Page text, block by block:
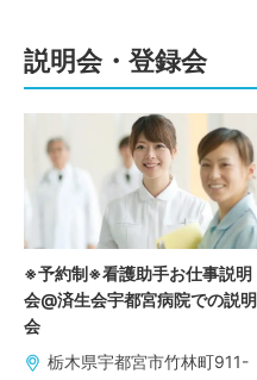
説明会・登録会
※予約制※看護助手お仕事説明
会@済生会宇都宮病院での説明
会
栃木県宇都宮市竹林町911-